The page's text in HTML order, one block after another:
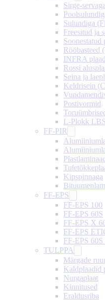
Sirge-
Sulundiga
Freesitud ja
Rööbasteed
INFRA
Rossi
Seina ja
Keldrisein
Postivormid
L-Plokk
FF-PIR
Kipspinnaga
FF-EPS
FF-EPS 100
FF-EPS 60S
FF-EPS X
FF-EPS
FF-EPS
TULPPA
Märgade
Kaldplaadid
Nurgaplaat
Kinnitused
Eraldusriba